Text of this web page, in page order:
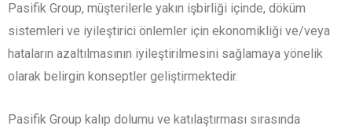
Pasifik Group, müşterilerle yakın işbirliği içinde, döküm
sistemleri ve iyileştirici önlemler için ekonomikliği ve/veya
hataların azaltılmasının iyileştirilmesini sağlamaya yönelik
olarak belirgin konseptler geliştirmektedir.
Pasifik Group kalıp dolumu ve katılaştırması sırasında